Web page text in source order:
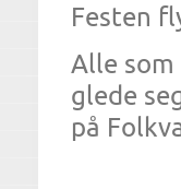
Festen
Alle
glede
på